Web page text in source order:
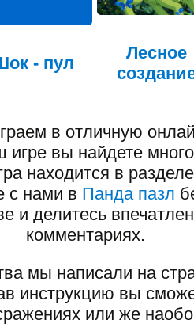
- пул
Лесное
в отличную
вы найдете
находится в
с нами в Панда пазл
и делитесь
комментариях.
мы написали на
инструкцию вы
или же